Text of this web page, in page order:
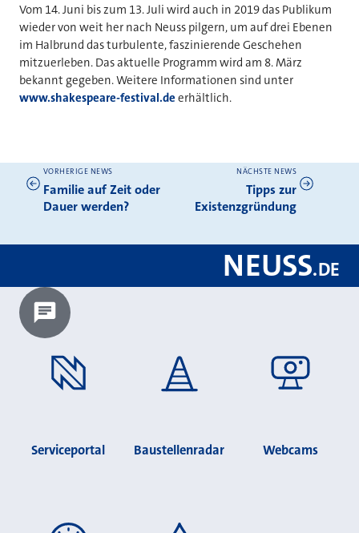
Vom 14. Juni bis zum 13. Juli wird auch in 2019 das Publikum
wieder von weit her nach Neuss pilgern, um auf drei Ebenen
im Halbrund das turbulente, faszinierende Geschehen
mitzuerleben. Das aktuelle Programm wird am 8. März
bekannt gegeben. Weitere Informationen sind unter
www.shakespeare-festival.de erhältlich.
Weitere News
VORHERIGE NEWS
Familie auf Zeit oder
Dauer werden?
NÄCHSTE NEWS
Tipps zur
Existenzgründung
NEUSS.DE
Chatbot laden?
Serviceportal Baustellenradar Webcams